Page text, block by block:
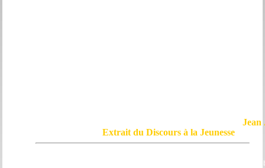
Jean
Extrait du Discours à la Jeunesse